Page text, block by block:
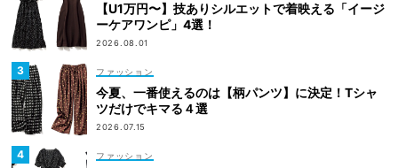
【U1万円〜】技ありシルエットで着映える「イージ
ーケアワンピ」4選！
2026.08.01
ファッション
今夏、一番使えるのは【柄パンツ】に決定！Tシャ
ツだけでキマる４選
2026.07.15
ファッション